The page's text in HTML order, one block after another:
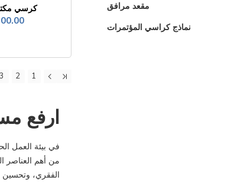
مقعد مرافق
نماذج كراسي المؤتمرات
كرسي
TL
1
2
3
ارفع
في بيئة العمل
من أهم العناصر
الفقري، وتحسين